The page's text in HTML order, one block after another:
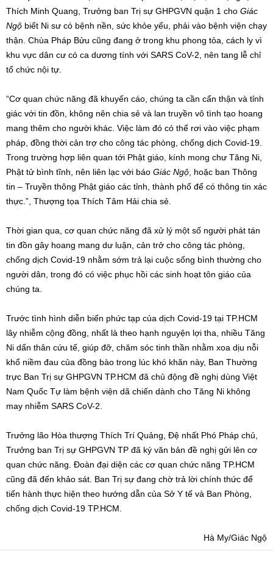
Thích Minh Quang, Trưởng ban Trị sự GHPGVN quận 1 cho Giác
Ngộ biết Ni sư có bệnh nền, sức khỏe yếu, phải vào bệnh viện chạy
thận. Chùa Pháp Bửu cũng đang ở trong khu phong tỏa, cách ly vì
khu vực dân cư có ca dương tính với SARS CoV-2, nên tang lễ chỉ
tổ chức nội tự.
“Cơ quan chức năng đã khuyến cáo, chúng ta cần cẩn thận và tỉnh
giác với tin đồn, không nên chia sẻ và lan truyền vô tình tạo hoang
mang thêm cho người khác. Việc làm đó có thể rơi vào việc phạm
pháp, đồng thời cản trợ cho công tác phòng, chống dịch Covid-19.
Trong trường hợp liên quan tới Phật giáo, kính mong chư Tăng Ni,
Phật tử bình tĩnh, nên liên lạc với báo Giác Ngộ, hoặc ban Thông
tin – Truyền thông Phật giáo các tỉnh, thành phố để có thông tin xác
thực.”, Thượng tọa Thích Tâm Hải chia sẻ.
Thời gian qua, cơ quan chức năng đã xử lý một số người phát tán
tin đồn gây hoang mang dư luận, cản trở cho công tác phòng,
chống dịch Covid-19 nhằm sớm trả lại cuộc sống bình thường cho
người dân, trong đó có việc phục hồi các sinh hoạt tôn giáo của
chúng ta.
Trước tình hình diễn biến phức tạp của dịch Covid-19 tại TP.HCM
lây nhiễm cộng đồng, nhất là theo hạnh nguyện lợi tha, nhiều Tăng
Ni dấn thân cứu tế, giúp đỡ, chăm sóc tinh thần nhằm xoa dịu nỗi
khổ niềm đau của đồng bào trong lúc khó khăn này, Ban Thường
trực Ban Trị sự GHPGVN TP.HCM đã chủ động đề nghị dùng Việt
Nam Quốc Tự làm bệnh viện dã chiến dành cho Tăng Ni không
may nhiễm SARS CoV-2.
Trưởng lão Hòa thượng Thích Trí Quảng, Đệ nhất Phó Pháp chủ,
Trưởng ban Trị sự GHPGVN TP đã ký văn bản đề nghị gửi lên cơ
quan chức năng. Đoàn đại diện các cơ quan chức năng TP.HCM
cũng đã đến khảo sát. Ban Trị sự đang chờ trả lời chính thức để
tiến hành thực hiện theo hướng dẫn của Sở Y tế và Ban Phòng,
chống dịch Covid-19 TP.HCM.
Hà My/Giác Ngộ